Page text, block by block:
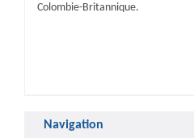
Colombie-Britannique.
Navigation